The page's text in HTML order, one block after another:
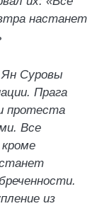
настанет
Ян Суровы
Прага
протеста
Все
из